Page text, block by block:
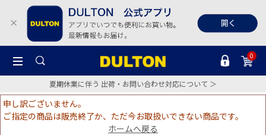
0
夏期休業に伴う 出荷・お問い合わせ対応について ＞
申し訳ございません。
ご指定の商品は販売終了か、ただ今お取扱いできない商品です。
ホームへ戻る